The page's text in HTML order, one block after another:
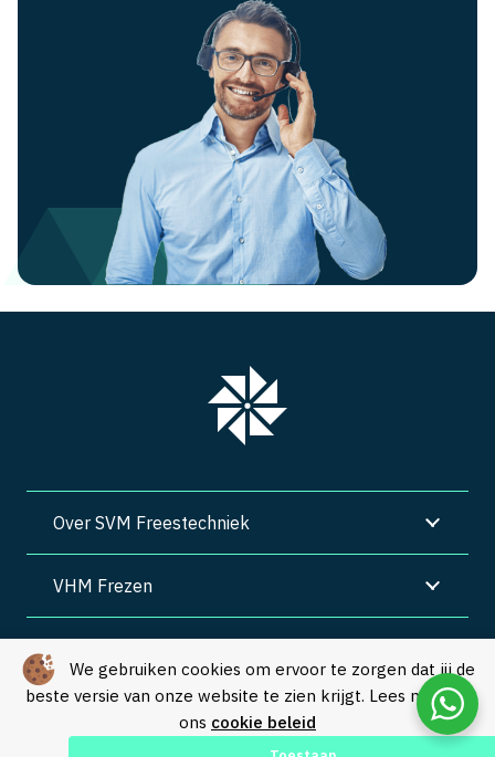
We gebruiken cookies om ervoor te zorgen dat jij de
beste versie van onze website te zien krijgt. Lees meer in
ons cookie beleid
Over SVM Freestechniek
VHM Frezen
Algemene voorwaarden | Privacy
© Copyright 2026 – SVM Freestechniek |
Webdesign by Yooker–